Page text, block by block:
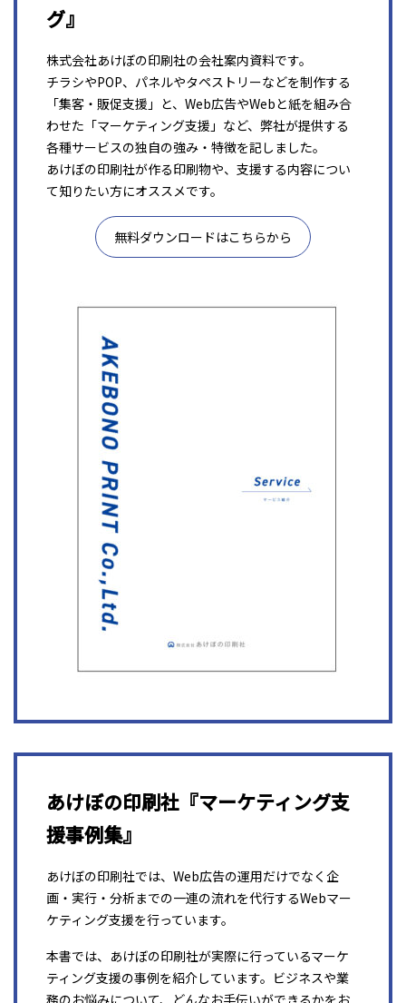
グ』
株式会社あけぼの印刷社の会社案内資料です。
チラシやPOP、パネルやタペストリーなどを制作する
「集客・販促支援」と、Web広告やWebと紙を組み合
わせた「マーケティング支援」など、弊社が提供する
各種サービスの独自の強み・特徴を記しました。
あけぼの印刷社が作る印刷物や、支援する内容につい
て知りたい方にオススメです。
無料ダウンロードはこちらから
あけぼの印刷社『マーケティング支
援事例集』
あけぼの印刷社では、Web広告の運用だけでなく企
画・実行・分析までの一連の流れを代行するWebマー
ケティング支援を行っています。
本書では、あけぼの印刷社が実際に行っているマーケ
ティング支援の事例を紹介しています。ビジネスや業
務のお悩みについて、どんなお手伝いができるかをお